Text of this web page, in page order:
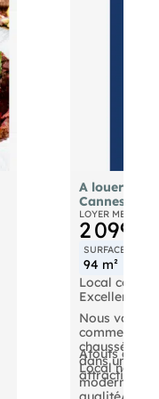
A louer
Cannes
LOYER MENSUEL
2 099 €
SURFACE
94 m²
Local
Excellente
Nous vous
commercial
chaussée
dans un
attractif.
Atouts du
Local neuf,
moderne